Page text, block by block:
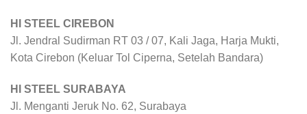
HI STEEL CIREBON
Jl. Jendral Sudirman RT 03 / 07, Kali Jaga, Harja Mukti,
Kota Cirebon (Keluar Tol Ciperna, Setelah Bandara)
HI STEEL SURABAYA
Jl. Menganti Jeruk No. 62, Surabaya